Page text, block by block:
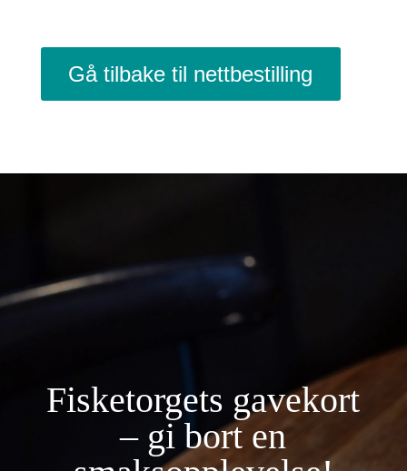
Gå tilbake til nettbestilling
Fisketorgets gavekort
– gi bort en